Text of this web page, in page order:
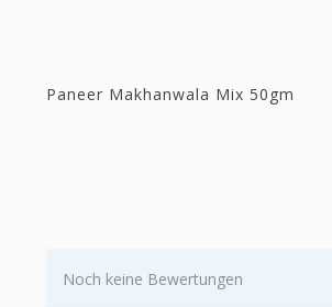
Paneer Makhanwala Mix 50gm
Noch keine Bewertungen